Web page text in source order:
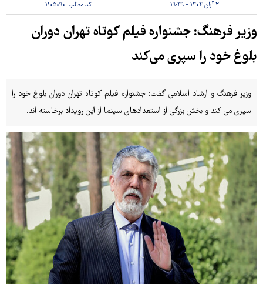
۲ آبان ۱۴۰۴ - ۱۹:۴۹ کد مطلب: ۱۱۰۵۰۹۰
وزیر فرهنگ: جشنواره فیلم کوتاه تهران دوران
بلوغ خود را سپری می‌کند
وزیر فرهنگ و ارشاد اسلامی گفت: جشنواره فیلم کوتاه تهران دوران بلوغ خود را
سپری می کند و بخش بزرگی از استعدادهای سینما از این رویداد برخاسته اند.